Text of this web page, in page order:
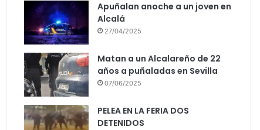
Apuñalan anoche a un joven en
Alcalá
27/04/2025
Matan a un Alcalareño de 22
años a puñaladas en Sevilla
07/06/2025
PELEA EN LA FERIA DOS
DETENIDOS